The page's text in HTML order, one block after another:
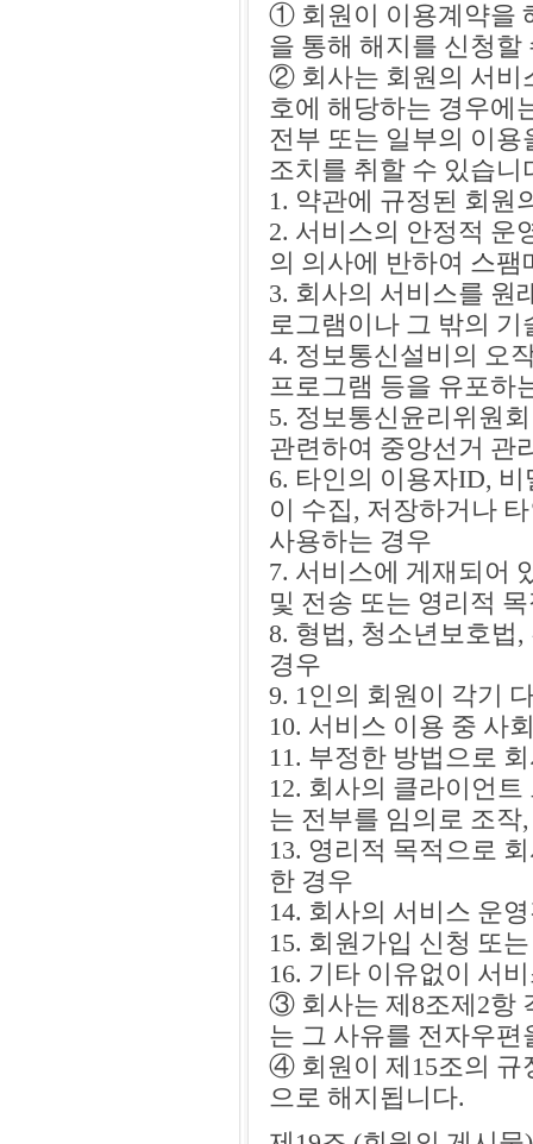
① 회원이 이용계약을
을 통해 해지를 신청할
② 회사는 회원의 서비
호에 해당하는 경우에
전부 또는 일부의 이
조치를 취할 수 있습니
1. 약관에 규정된 회원
2. 서비스의 안정적 운
의 의사에 반하여 스
3. 회사의 서비스를 원
로그램이나 그 밖의
4. 정보통신설비의 오
프로그램 등을 유포하
5. 정보통신윤리위원
관련하여 중앙선거 관
6. 타인의 이용자ID,
이 수집, 저장하거나
사용하는 경우
7. 서비스에 게재되어
및 전송 또는 영리적
8. 형법, 청소년보호법
경우
9. 1인의 회원이 각기
10. 서비스 이용 중 사
11. 부정한 방법으로
12. 회사의 클라이언
는 전부를 임의로 조작
13. 영리적 목적으로
한 경우
14. 회사의 서비스 운
15. 회원가입 신청 또
16. 기타 이유없이 서
③ 회사는 제8조제2항
는 그 사유를 전자우
④ 회원이 제15조의 규
으로 해지됩니다.